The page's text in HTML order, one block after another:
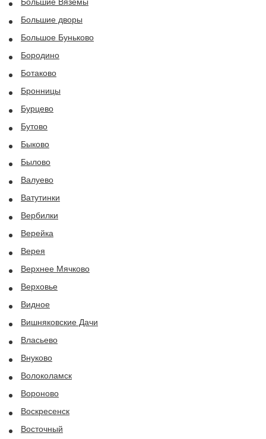
Большие дворы
Большое Буньково
Бородино
Ботаково
Бронницы
Бурцево
Бутово
Быково
Былово
Валуево
Ватутинки
Вербилки
Верейка
Верея
Верхнее Мячково
Верховье
Видное
Вишняковские Дачи
Власьево
Внуково
Волоколамск
Вороново
Воскресенск
Восточный